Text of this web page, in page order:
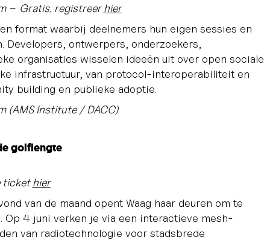
– Gratis, registreerhier
format waarbij deelnemers hun eigen sessies en
Developers, ontwerpers, onderzoekers,
organisaties wisselen ideeën uit over open sociale
infrastructuur, van protocol-interoperabiliteit en
building en publieke adoptie.
(AMS Institute / DACC)
golflengte
tickethier
van de maand opent Waag haar deuren om te
Op 4 juni verken je via een interactieve mesh-
van radiotechnologie voor stadsbrede